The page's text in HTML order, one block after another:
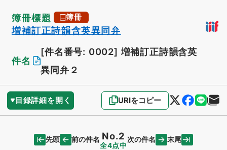
簿冊標題 簿冊
増補訂正詩韻含英異同弁
件名
[件名番号: 0002] 増補訂正詩韻含英
異同弁２
目録詳細を開く URIをコピー
先頭 前の件名 No.2
全4点中
次の件名 末尾